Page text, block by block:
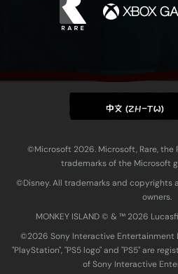
中文 (ZH-TW)
©Microsoft 2026. Microsoft, Rare, the
trademarks of the Microsoft
©Disney. All trademarks and copyrights
owners.
MONKEY ISLAND © & ™ 20‍26
©2026 Sony Interactive Entertainment
"PlayStation", "PS5 logo" and "PS5" are
of Sony Interactive